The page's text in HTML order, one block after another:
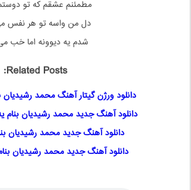
مطمئنم عشقم که تو
دل من واسه تو هر نفس
شدم یه دیوونه اما خب
Related Posts:
دانلود ورژن گیتار آهنگ محمد
دانلود آهنگ جدید محمد رشیدیان
دانلود آهنگ جدید محمد رشیدیان
دانلود آهنگ جدید محمد رشیدیان